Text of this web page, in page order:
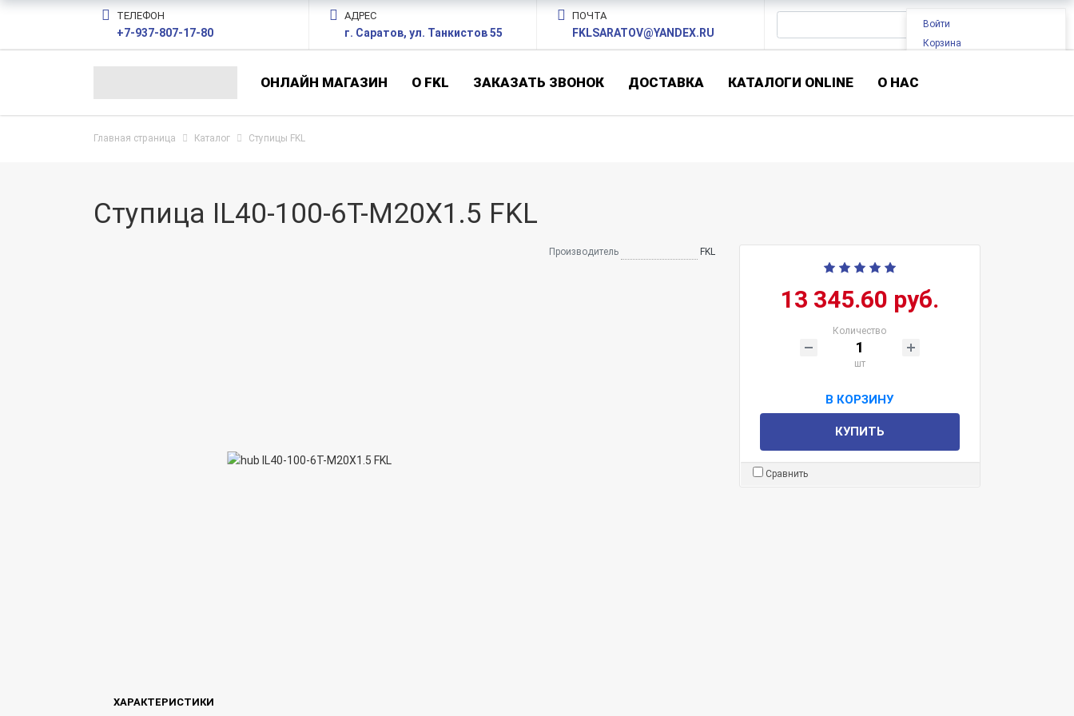
ТЕЛЕФОН
+7-937-807-17-80
АДРЕС
г. Саратов, ул. Танкистов 55
ПОЧТА
FKLSARATOV@YANDEX.RU
ОНЛАЙН МАГАЗИН О FKL ЗАКАЗАТЬ ЗВОНОК ДОСТАВКА КАТАЛОГИ ONLINE О НАС
Главная страница Каталог Ступицы FKL
Войти
Корзина
Ступица IL40-100-6T-M20X1.5 FKL
Производитель FKL
13 345.60 руб.
Количество
шт
В КОРЗИНУ
КУПИТЬ
Сравнить
ХАРАКТЕРИСТИКИ